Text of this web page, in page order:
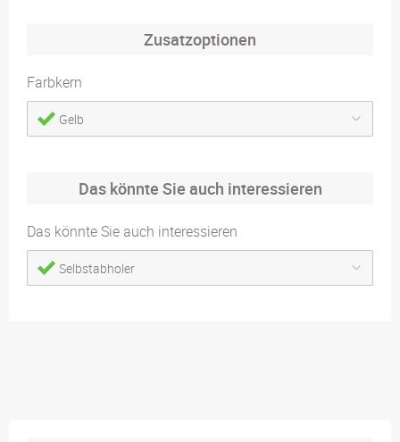
Zusatzoptionen
Farbkern
Gelb
Das könnte Sie auch interessieren
Das könnte Sie auch interessieren
Selbstabholer